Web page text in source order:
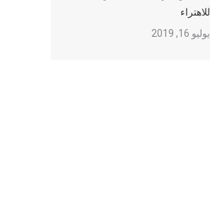
للاهتراء
يوليو 16, 2019